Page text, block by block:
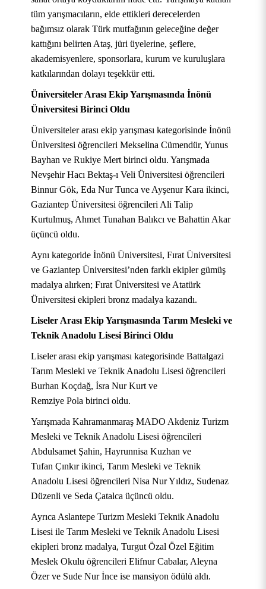
Girişimcilik ve Yenilikçilik Performans Raporu
Engelsiz Üniversite Koordinatörlüğü
Eğitim-Öğretim Koordinatörlüğü
Mezunlar Ofisi Koordinatörlüğü
Kurumsal İletişim Koordinatörlüğü
Dijital Dönüşüm Koordinatörlüğü
Sıfır Atık Yönetimi Koordinatörlüğü
Mevzuat Komisyonu
Uluslararasılaşma Komisyonu
Uluslararası Projeler Ofisi Koordinatörlüğü
Uluslararasılaşma Organizasyon Şeması
MATÖV
Yüksekokulu
Kale Turizm ve Otel İşletmeciliği Meslek
Yüksekokulu
Yeşilyurt Teknik Bilimler Meslek Yüksekokulu
Kadın ve Aile Çalışmaları Uygulama ve Araştırma
Merkezi
Kayısı ve Kayısı Ürünleri Geliştirme Uygulama ve
Araştırma Merkezi
(MTUSEM)
Türkçe Öğretim Uygulama ve Araştırma Merkezi
Psikolojik Danışma ve Rehberlik Uygulama ve
Uzaktan Eğitim Uygulama ve Araştırma Merkezi
(UZEM)
Etik Kurulları
Sosyal ve Beşeri Bilimler Araştırmaları Etik Kurulu
TÜBİTAK Duyuruları
Sağlık Kültür ve Spor Daire Başkanlığı
Döner Sermaye İşletme Müdürlüğü
Yapı İşleri ve Teknik Daire Başkanlığı
Spor ve Sosyal Yaşam
tüm yarışmacıların, elde ettikleri derecelerden
bağımsız olarak Türk mutfağının geleceğine değer
kattığını belirten Ataş, jüri üyelerine, şeflere,
akademisyenlere, sponsorlara, kurum ve kuruluşlara
katkılarından dolayı teşekkür etti.
Üniversiteler Arası Ekip Yarışmasında İnönü
Üniversitesi Birinci Oldu
Üniversiteler arası ekip yarışması kategorisinde İnönü
Üniversitesi öğrencileri Mekselina Cümendür, Yunus
Bayhan ve Rukiye Mert birinci oldu. Yarışmada
Nevşehir Hacı Bektaş-ı Veli Üniversitesi öğrencileri
Binnur Gök, Eda Nur Tunca ve Ayşenur Kara ikinci,
Gaziantep Üniversitesi öğrencileri Ali Talip
Kurtulmuş, Ahmet Tunahan Balıkcı ve Bahattin Akar
üçüncü oldu.
Aynı kategoride İnönü Üniversitesi, Fırat Üniversitesi
ve Gaziantep Üniversitesi’nden farklı ekipler gümüş
madalya alırken; Fırat Üniversitesi ve Atatürk
Üniversitesi ekipleri bronz madalya kazandı.
Liseler Arası Ekip Yarışmasında Tarım Mesleki ve
Teknik Anadolu Lisesi Birinci Oldu
Liseler arası ekip yarışması kategorisinde Battalgazi
Tarım Mesleki ve Teknik Anadolu Lisesi öğrencileri
Burhan Koçdağ, İsra Nur Kurt ve
Remziye Pola birinci oldu.
Yarışmada Kahramanmaraş MADO Akdeniz Turizm
Mesleki ve Teknik Anadolu Lisesi öğrencileri
Abdulsamet Şahin, Hayrunnisa Kuzhan ve
Tufan Çınkır ikinci, Tarım Mesleki ve Teknik
Anadolu Lisesi öğrencileri Nisa Nur Yıldız, Sudenaz
Düzenli ve Seda Çatalca üçüncü oldu.
Ayrıca Aslantepe Turizm Mesleki Teknik Anadolu
Lisesi ile Tarım Mesleki ve Teknik Anadolu Lisesi
ekipleri bronz madalya, Turgut Özal Özel Eğitim
Meslek Okulu öğrencileri Elifnur Cabalar, Aleyna
Özer ve Sude Nur İnce ise mansiyon ödülü aldı.